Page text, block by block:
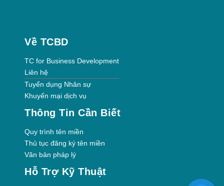
Về TCBD
TC for Business Development
Liên hệ
Tuyển dụng Nhân sự
Khuyến mại dịch vụ
Thông Tin Cần Biết
Quy trình tên miền
Thủ tục đăng ký tên miền
Văn bản pháp lý
Hỗ Trợ Kỹ Thuật